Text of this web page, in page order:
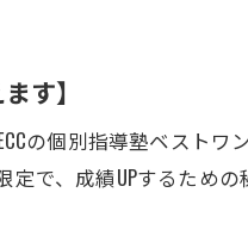
す】
の個別指導塾ベストワ
で、成績UPするため